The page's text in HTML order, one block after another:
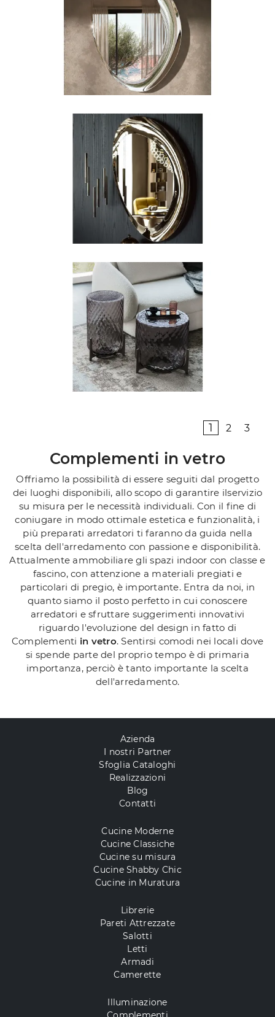
1 2 3
Complementi in vetro
Offriamo la possibilità di essere seguiti dal progetto
dei luoghi disponibili, allo scopo di garantire ilservizio
su misura per le necessità individuali. Con il fine di
coniugare in modo ottimale estetica e funzionalità, i
più preparati arredatori ti faranno da guida nella
scelta dell'arredamento con passione e disponibilità.
Attualmente ammobiliare gli spazi indoor con classe e
fascino, con attenzione a materiali pregiati e
particolari di pregio, è importante. Entra da noi, in
quanto siamo il posto perfetto in cui conoscere
arredatori e sfruttare suggerimenti innovativi
riguardo l'evoluzione del design in fatto di
Complementi in vetro. Sentirsi comodi nei locali dove
si spende parte del proprio tempo è di primaria
importanza, perciò è tanto importante la scelta
dell'arredamento.
Azienda
I nostri Partner
Sfoglia Cataloghi
Realizzazioni
Blog
Contatti
Cucine Moderne
Cucine Classiche
Cucine su misura
Cucine Shabby Chic
Cucine in Muratura
Librerie
Pareti Attrezzate
Salotti
Letti
Armadi
Camerette
Illuminazione